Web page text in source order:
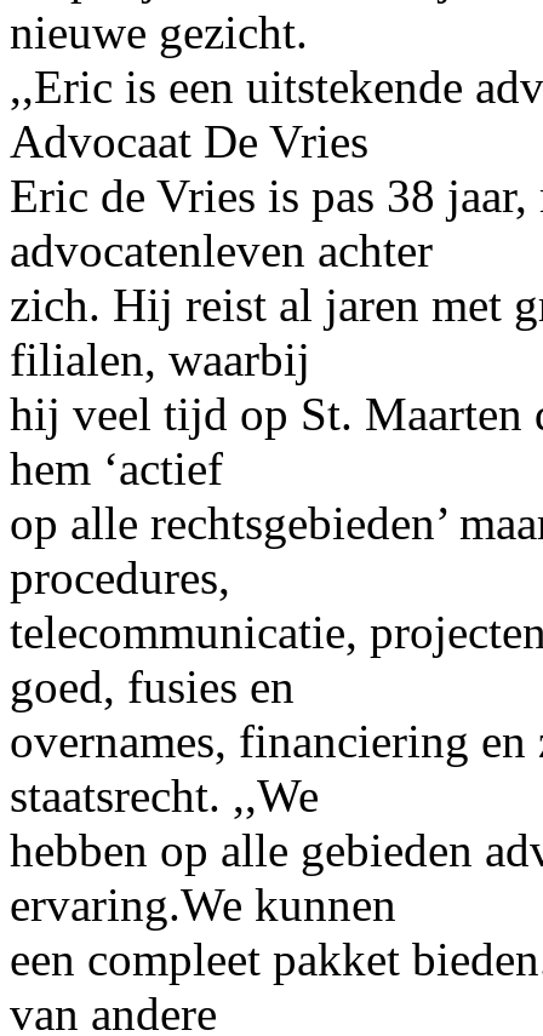
nieuwe gezicht.
,,Eric is een uitstekende
Advocaat De Vries
Eric de Vries is pas 38
advocatenleven achter
zich. Hij reist al jaren met
filialen, waarbij
hij veel tijd op St. Maarten
hem ‘actief
op alle rechtsgebieden’
procedures,
telecommunicatie,
goed, fusies en
overnames, financiering en
staatsrecht. ,,We
hebben op alle gebieden
ervaring.We kunnen
een compleet pakket
van andere